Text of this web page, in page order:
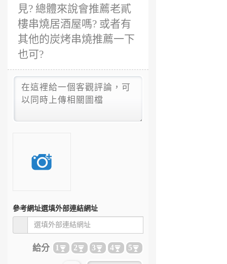
見? 總體來說會推薦老貳
樓串燒居酒屋嗎? 或者有
其他的炭烤串燒推薦一下
也可?
參考網址選填外部連結網址
給分 1 2 3 4 5